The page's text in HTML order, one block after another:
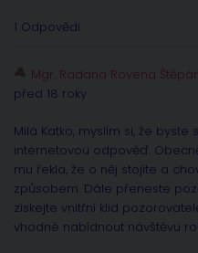
1 Odpovědi
Mgr. Radana Rovena
před 18 roky
Milá Katko, myslím si, že
internetovou odpověď.
mu řekla, že o něj stojíte a
způsobem. Dále přeneste
získejte vnitřní klid
vhodné nabídnout návštěvu